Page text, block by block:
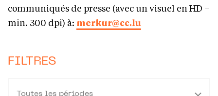
communiqués de presse (avec un visuel en HD –
min. 300 dpi) à: merkur@cc.lu
FILTRES
Toutes les périodes